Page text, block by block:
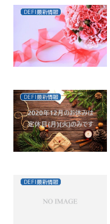
DEFI最新情報
DEFI最新情報
DEFI最新情報